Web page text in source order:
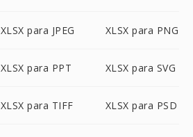
XLSX para JPEG XLSX para PNG
XLSX para PPT XLSX para SVG
XLSX para TIFF XLSX para PSD